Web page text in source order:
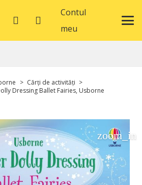
Contul
meu
> Cărți de activități >
Dressing Ballet Fairies, Usborne